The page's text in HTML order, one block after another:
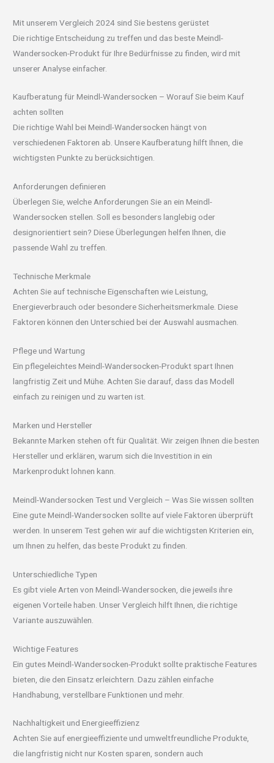
Mit unserem Vergleich 2024 sind Sie bestens gerüstet
Die richtige Entscheidung zu treffen und das beste Meindl-
Wandersocken-Produkt für Ihre Bedürfnisse zu finden, wird mit
unserer Analyse einfacher.
Kaufberatung für Meindl-Wandersocken – Worauf Sie beim Kauf
achten sollten
Die richtige Wahl bei Meindl-Wandersocken hängt von
verschiedenen Faktoren ab. Unsere Kaufberatung hilft Ihnen, die
wichtigsten Punkte zu berücksichtigen.
Anforderungen definieren
Überlegen Sie, welche Anforderungen Sie an ein Meindl-
Wandersocken stellen. Soll es besonders langlebig oder
designorientiert sein? Diese Überlegungen helfen Ihnen, die
passende Wahl zu treffen.
Technische Merkmale
Achten Sie auf technische Eigenschaften wie Leistung,
Energieverbrauch oder besondere Sicherheitsmerkmale. Diese
Faktoren können den Unterschied bei der Auswahl ausmachen.
Pflege und Wartung
Ein pflegeleichtes Meindl-Wandersocken-Produkt spart Ihnen
langfristig Zeit und Mühe. Achten Sie darauf, dass das Modell
einfach zu reinigen und zu warten ist.
Marken und Hersteller
Bekannte Marken stehen oft für Qualität. Wir zeigen Ihnen die besten
Hersteller und erklären, warum sich die Investition in ein
Markenprodukt lohnen kann.
Meindl-Wandersocken Test und Vergleich – Was Sie wissen sollten
Eine gute Meindl-Wandersocken sollte auf viele Faktoren überprüft
werden. In unserem Test gehen wir auf die wichtigsten Kriterien ein,
um Ihnen zu helfen, das beste Produkt zu finden.
Unterschiedliche Typen
Es gibt viele Arten von Meindl-Wandersocken, die jeweils ihre
eigenen Vorteile haben. Unser Vergleich hilft Ihnen, die richtige
Variante auszuwählen.
Wichtige Features
Ein gutes Meindl-Wandersocken-Produkt sollte praktische Features
bieten, die den Einsatz erleichtern. Dazu zählen einfache
Handhabung, verstellbare Funktionen und mehr.
Nachhaltigkeit und Energieeffizienz
Achten Sie auf energieeffiziente und umweltfreundliche Produkte,
die langfristig nicht nur Kosten sparen, sondern auch